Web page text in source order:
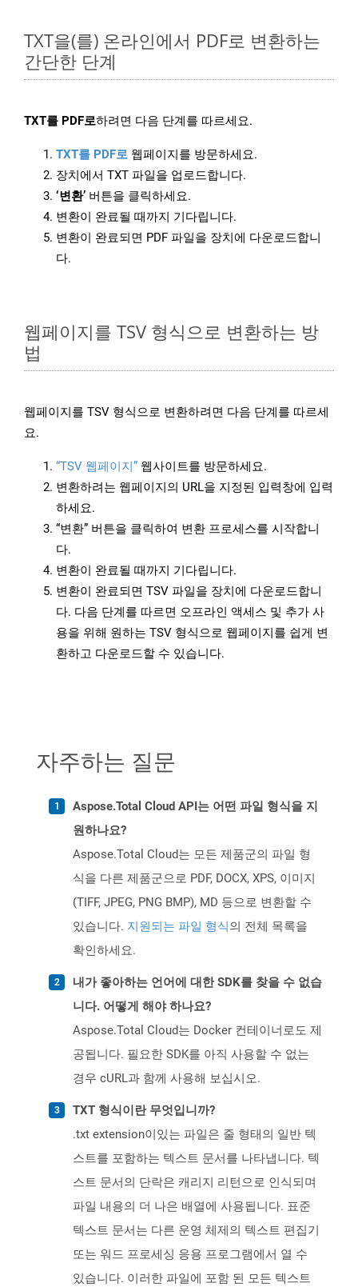
TXT을(를) 온라인에서 PDF로 변환하는
간단한 단계
TXT를 PDF로하려면 다음 단계를 따르세요.
TXT를 PDF로 웹페이지를 방문하세요.
장치에서 TXT 파일을 업로드합니다.
‘변환’ 버튼을 클릭하세요.
변환이 완료될 때까지 기다립니다.
변환이 완료되면 PDF 파일을 장치에 다운로드합니
다.
웹페이지를 TSV 형식으로 변환하는 방
법
웹페이지를 TSV 형식으로 변환하려면 다음 단계를 따르세
요.
“TSV 웹페이지” 웹사이트를 방문하세요.
변환하려는 웹페이지의 URL을 지정된 입력창에 입력
하세요.
“변환” 버튼을 클릭하여 변환 프로세스를 시작합니
다.
변환이 완료될 때까지 기다립니다.
변환이 완료되면 TSV 파일을 장치에 다운로드합니
다. 다음 단계를 따르면 오프라인 액세스 및 추가 사
용을 위해 원하는 TSV 형식으로 웹페이지를 쉽게 변
환하고 다운로드할 수 있습니다.
자주하는 질문
Aspose.Total Cloud API는 어떤 파일 형식을 지
원하나요?
Aspose.Total Cloud는 모든 제품군의 파일 형
식을 다른 제품군으로 PDF, DOCX, XPS, 이미지
(TIFF, JPEG, PNG BMP), MD 등으로 변환할 수
있습니다. 지원되는 파일 형식의 전체 목록을
확인하세요.
내가 좋아하는 언어에 대한 SDK를 찾을 수 없습
니다. 어떻게 해야 하나요?
Aspose.Total Cloud는 Docker 컨테이너로도 제
공됩니다. 필요한 SDK를 아직 사용할 수 없는
경우 cURL과 함께 사용해 보십시오.
TXT 형식이란 무엇입니까?
.txt extension이있는 파일은 줄 형태의 일반 텍
스트를 포함하는 텍스트 문서를 나타냅니다. 텍
스트 문서의 단락은 캐리지 리턴으로 인식되며
파일 내용의 더 나은 배열에 사용됩니다. 표준
텍스트 문서는 다른 운영 체제의 텍스트 편집기
또는 워드 프로세싱 응용 프로그램에서 열 수
있습니다. 이러한 파일에 포함 된 모든 텍스트